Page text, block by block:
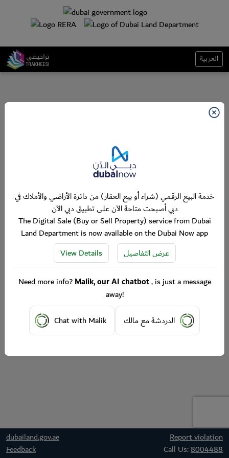
العربية
dubailand.gov.ae
Report violation
Feedback
Call Us:8004488
خدمة البيع الرقمي (شراء أو بيع العقار) من دائرة الأراضي والأملاك في
دبي أصبحت متاحة الآن على تطبيق دبي الآن
The Digital Sale (Buy or Sell Property) service from Dubai
Land Department is now available on the Dubai Now app
View Details
عرض التفاصيل
Need more info?Malik, our AI chatbot, is just a message
away!
Chat with Malik
الدردشة مع مالك